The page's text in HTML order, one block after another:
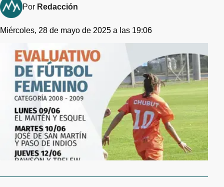
Por Redacción
Miércoles, 28 de mayo de 2025 a las 19:06